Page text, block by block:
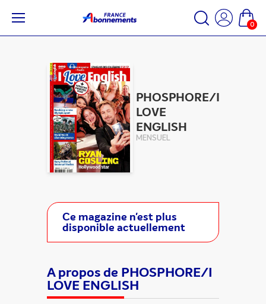
0
PHOSPHORE/I
LOVE
ENGLISH
MENSUEL
Ce magazine n'est plus
disponible actuellement
A propos de PHOSPHORE/I
LOVE ENGLISH